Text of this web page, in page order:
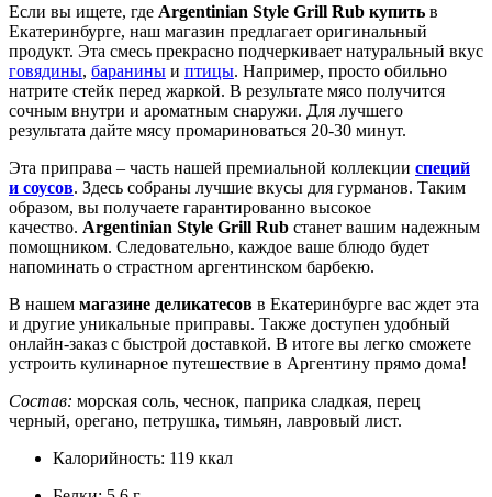
Если вы ищете, где Argentinian Style Grill Rub купить в
Екатеринбурге, наш магазин предлагает оригинальный
продукт. Эта смесь прекрасно подчеркивает натуральный вкус
говядины, баранины и птицы. Например, просто обильно
натрите стейк перед жаркой. В результате мясо получится
сочным внутри и ароматным снаружи. Для лучшего
результата дайте мясу промариноваться 20-30 минут.
Эта приправа – часть нашей премиальной коллекции специй
и соусов. Здесь собраны лучшие вкусы для гурманов. Таким
образом, вы получаете гарантированно высокое
качество. Argentinian Style Grill Rub станет вашим надежным
помощником. Следовательно, каждое ваше блюдо будет
напоминать о страстном аргентинском барбекю.
В нашем магазине деликатесов в Екатеринбурге вас ждет эта
и другие уникальные приправы. Также доступен удобный
онлайн-заказ с быстрой доставкой. В итоге вы легко сможете
устроить кулинарное путешествие в Аргентину прямо дома!
Состав: морская соль, чеснок, паприка сладкая, перец
черный, орегано, петрушка, тимьян, лавровый лист.
Калорийность: 119 ккал